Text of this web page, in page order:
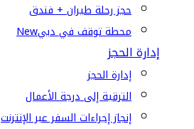
حجز رحلة طيران + فندق
محطة توقف في دبيNew
إدارة الحجز
إدارة الحجز
الترقية إلى درجة الأعمال
إنجاز إجراءات السفر عبر الإنترنت